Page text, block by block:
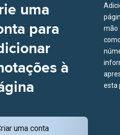
uma
para
à
uma conta
mão
esta